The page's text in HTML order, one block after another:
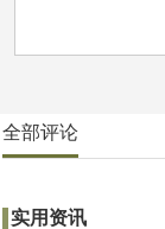
全部评论
实用资讯